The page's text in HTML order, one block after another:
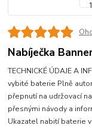
Nabíječka
TECHNICKÉ ÚDAJE A
vybité baterie Plně
přepnutí na udržovací
přesnými návody a
Ukazatel nabití baterie